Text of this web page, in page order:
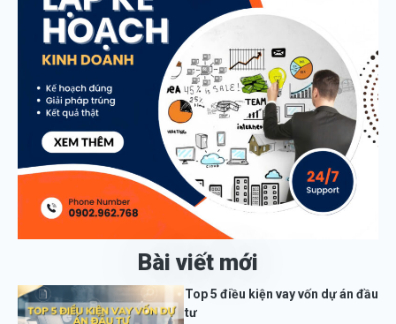
Bài viết mới
Top 5 điều kiện vay vốn dự án đầu
tư